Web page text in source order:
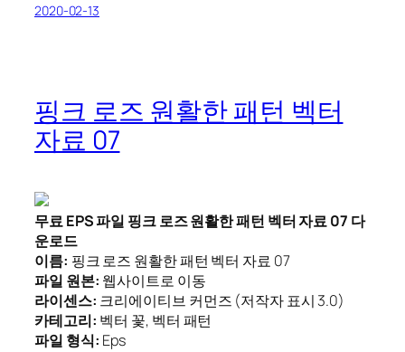
2020-02-13
핑크 로즈 원활한 패턴 벡터
자료 07
무료 EPS 파일 핑크 로즈 원활한 패턴 벡터 자료 07 다
운로드
이름: 핑크 로즈 원활한 패턴 벡터 자료 07
파일 원본: 웹사이트로 이동
라이센스: 크리에이티브 커먼즈 (저작자 표시 3.0)
카테고리: 벡터 꽃, 벡터 패턴
파일 형식: Eps